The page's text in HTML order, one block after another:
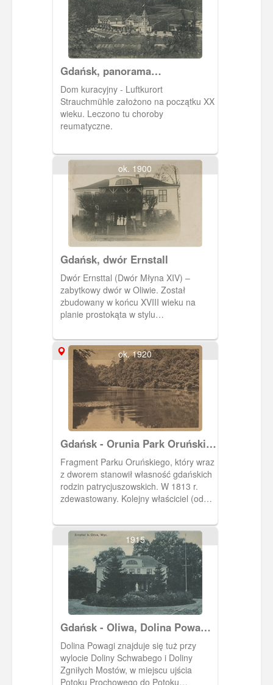
Gdańsk, panorama
Strauchmulle
Dom kuracyjny - Luftkurort
Strauchmühle założono na początku XX
wieku. Leczono tu choroby
reumatyczne.
ok. 1900
Gdańsk, dwór Ernstall
Dwór Ernsttal (Dwór Młyna XIV) –
zabytkowy dwór w Oliwie. Został
zbudowany w końcu XVIII wieku na
planie prostokąta w stylu
werandę.
ok. 1920
Gdańsk - Orunia Park Oruński,
Danzig Ohra Hoene - Park
Fragment Parku Oruńskiego, który wraz
z dworem stanowił własność gdańskich
rodzin patrycjuszowskich. W 1813 r.
zdewastowany. Kolejny właściciel (od
dwór, zaś park przywrócił do dawnej
świetności. Jego córka, Emily Hoene w
1917 r. przekazała posiadłość
testamentem miastu. Park został
udostępniony mieszkańcom.
1915
Gdańsk - Oliwa, Dolina Powagi
(Ernsttal)
Dolina Powagi znajduje się tuż przy
wylocie Doliny Schwabego i Doliny
Zgniłych Mostów, w miejscu ujścia
Potoku Prochowego do Potoku